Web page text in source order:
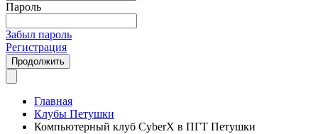
Пароль
Забыл пароль
Регистрация
Продолжить
Главная
Клубы Петушки
Компьютерный клуб CyberX в ПГТ Петушки